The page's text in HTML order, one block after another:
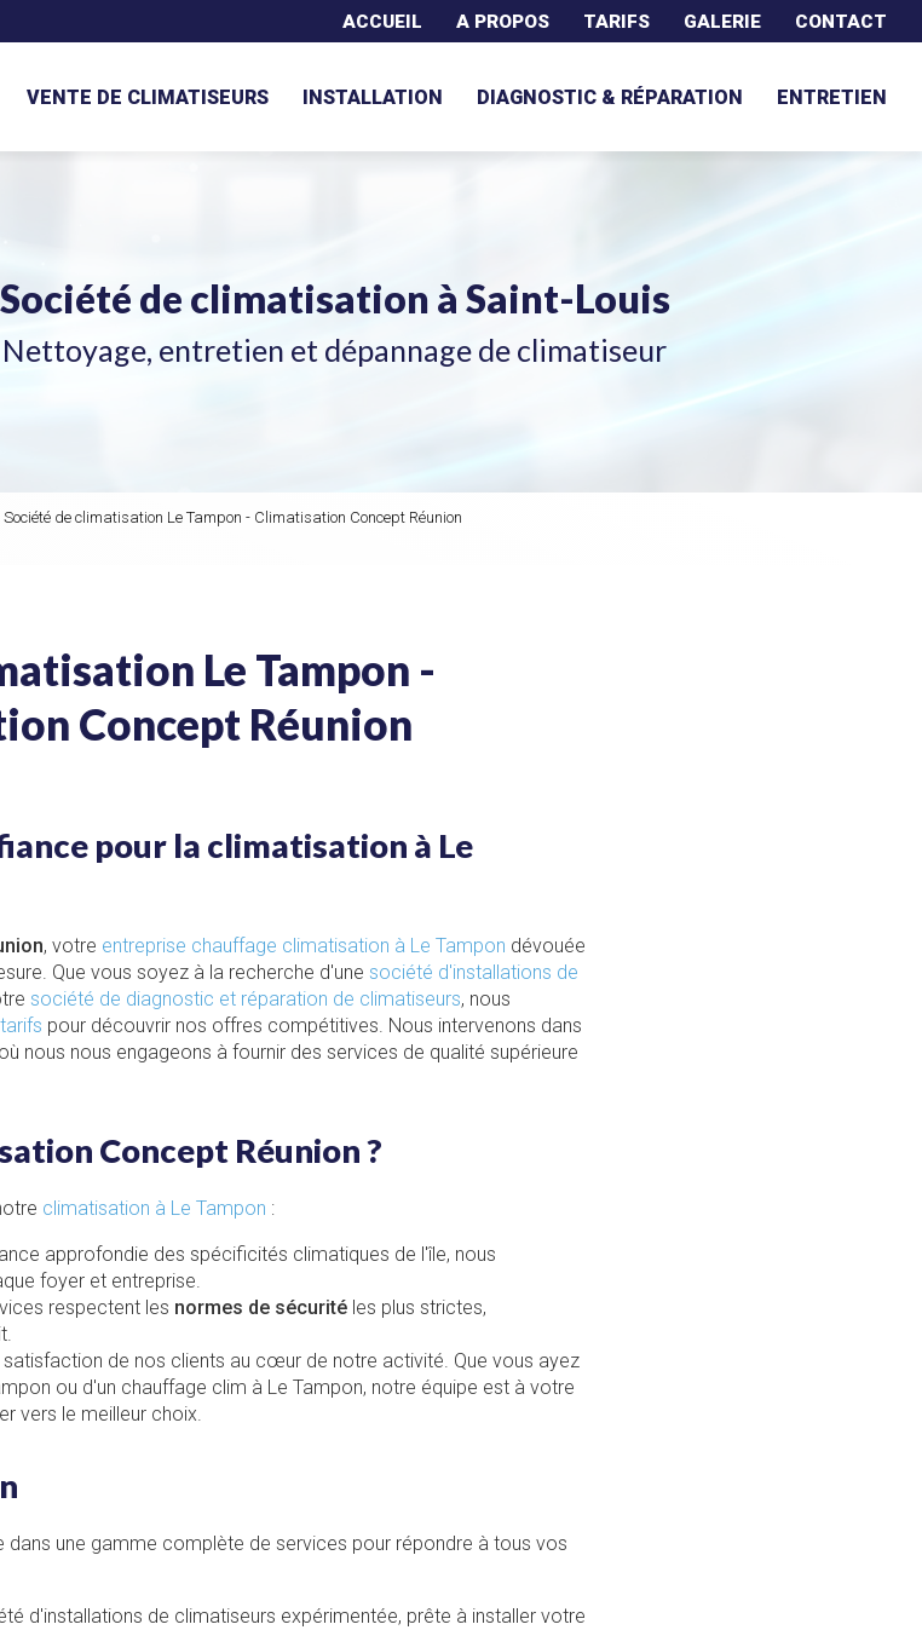
ACCUEIL A PROPOS TARIFS GALERIE CONTACT
VENTE DE CLIMATISEURS
INSTALLATION DIAGNOSTIC & RÉPARATION ENTRETIEN
Société de climatisation à Saint-Louis
Nettoyage, entretien et dépannage de climatiseur
Société de climatisation Le Tampon - Climatisation Concept Réunion
Le Tampon -
Concept Réunion
pour la climatisation à Le
, votre entreprise chauffage climatisation à Le Tampon dévouée
Que vous soyez à la recherche d'une société d'installations de
société de diagnostic et réparation de climatiseurs, nous
pour découvrir nos offres compétitives. Nous intervenons dans
nous nous engageons à fournir des services de qualité supérieure
Concept Réunion ?
climatisation à Le Tampon :
approfondie des spécificités climatiques de l'île, nous
foyer et entreprise.
respectent les normes de sécurité les plus strictes,
satisfaction de nos clients au cœur de notre activité. Que vous ayez
ou d'un chauffage clim à Le Tampon, notre équipe est à votre
vers le meilleur choix.
dans une gamme complète de services pour répondre à tous vos
d'installations de climatiseurs expérimentée, prête à installer votre